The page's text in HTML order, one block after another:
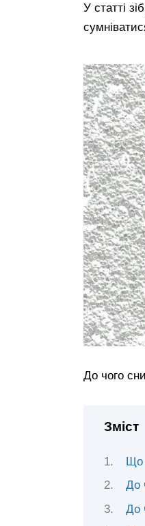
У статті
До чого
Зміст
Що
До
До